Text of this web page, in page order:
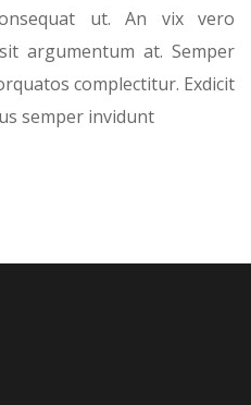
ut. An vix vero
argumentum at. Semper
complectitur. Exdicit
semper invidunt